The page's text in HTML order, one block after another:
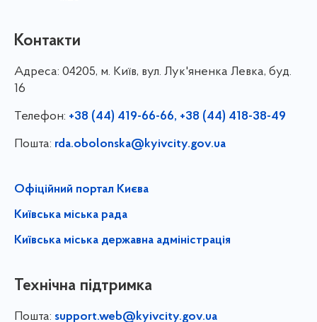
Контакти
Адреса: 04205, м. Київ, вул. Лук'яненка Левка, буд.
16
Телефон: +38 (44) 419-66-66, +38 (44) 418-38-49
Пошта: rda.obolonska@kyivcity.gov.ua
Офіційний портал Києва
Київська міська рада
Київська міська державна адміністрація
Технічна підтримка
Пошта: support.web@kyivcity.gov.ua